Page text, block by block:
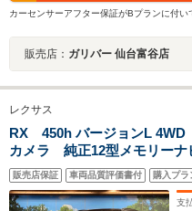
カーセンサーアフター保証がBプランに付い
販売店： ガリバー 仙台富谷店
レクサス
RX 450h バージョンL
カメラ 純正12型メモリー
ステアリングヒーター レー
ル ヘッドアップディスプ
パワーバックドア
販売店保証 車両品質評価書付 購入プラ
支